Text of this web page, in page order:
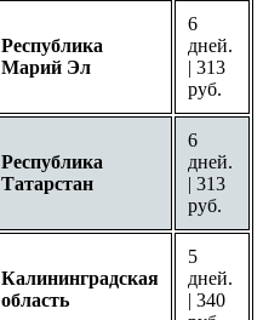
Республика
Марий Эл
6
дней.
| 313
руб.
Республика
Татарстан
6
дней.
| 313
руб.
Калининградская
область
5
дней.
| 340